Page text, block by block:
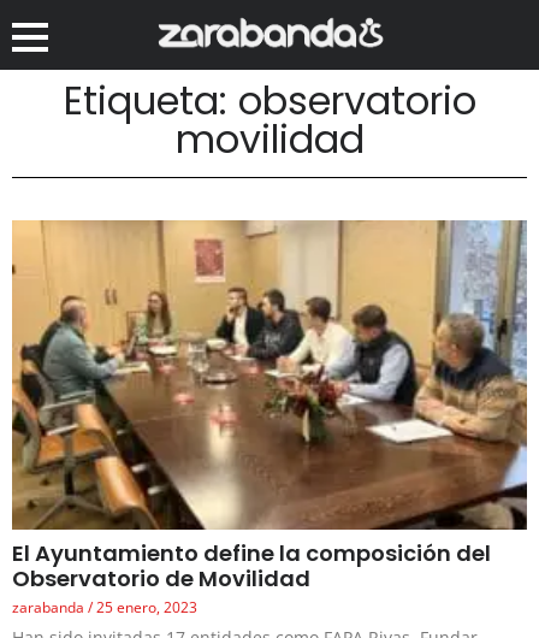
Etiqueta: observatorio
movilidad
El Ayuntamiento define la composición del
Observatorio de Movilidad
zarabanda 25 enero, 2023